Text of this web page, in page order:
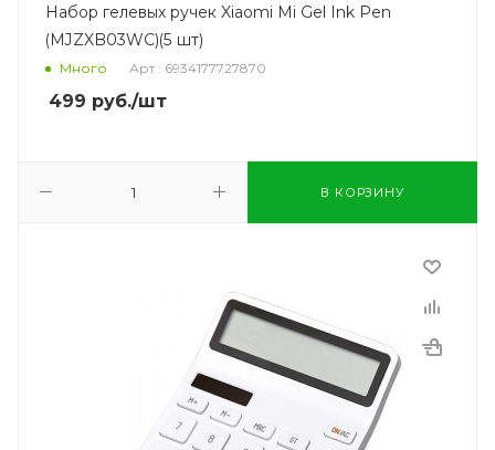
Набор гелевых ручек Xiaomi Mi Gel Ink Pen
(MJZXB03WC)(5 шт)
Много Арт.: 6934177727870
499 руб./шт
В КОРЗИНУ